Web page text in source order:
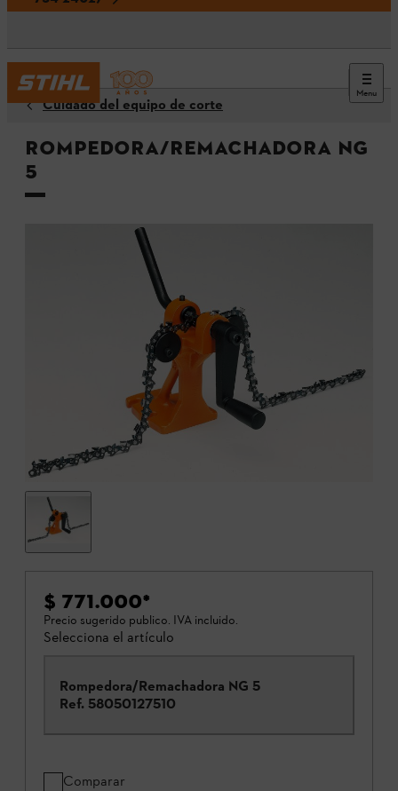
Menu
Cuidado del equipo de corte
Rompedora/Remachadora NG
5
$ 771.000*
Precio sugerido publico. IVA incluido.
Selecciona el artículo
Rompedora/Remachadora NG 5
Ref. 58050127510
Comparar